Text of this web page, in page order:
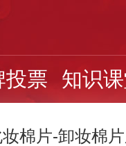
投票 知识
棉片-卸妆棉